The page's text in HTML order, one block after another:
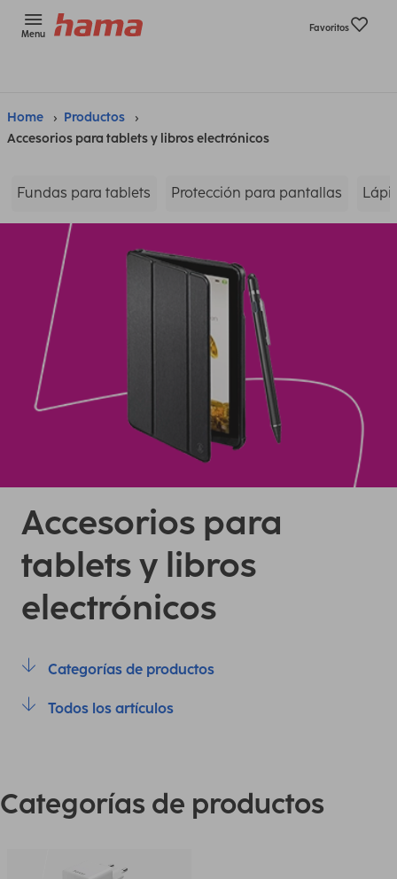
Menu
Favoritos
Home
Productos
Accesorios para tablets y libros electrónicos
Fundas para tablets Protección para pantallas
Accesorios para
tablets y libros
electrónicos
Categorías de productos
Todos los artículos
Categorías de productos